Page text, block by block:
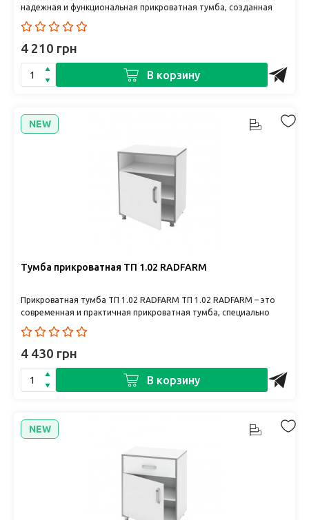
надежная и функциональная прикроватная тумба, созданная
специаль..
4 210 грн
В корзину
NEW
Тумба прикроватная ТП 1.02 RADFARM
Прикроватная тумба ТП 1.02 RADFARM ТП 1.02 RADFARM – это
современная и практичная прикроватная тумба, специально
разработ..
4 430 грн
В корзину
NEW